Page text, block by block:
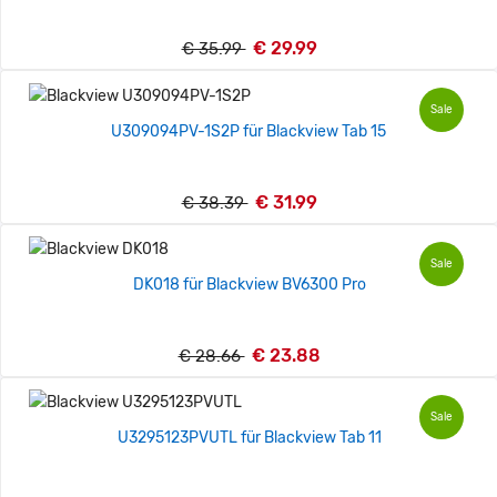
€ 35.99 € 29.99
Sale
U309094PV-1S2P für Blackview Tab 15
€ 38.39 € 31.99
Sale
DK018 für Blackview BV6300 Pro
€ 28.66 € 23.88
Sale
U3295123PVUTL für Blackview Tab 11